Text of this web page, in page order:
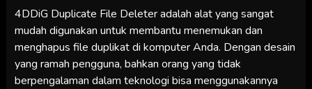
4DDiG Duplicate File Deleter adalah alat yang sangat
mudah digunakan untuk membantu menemukan dan
menghapus file duplikat di komputer Anda. Dengan desain
yang ramah pengguna, bahkan orang yang tidak
berpengalaman dalam teknologi bisa menggunakannya